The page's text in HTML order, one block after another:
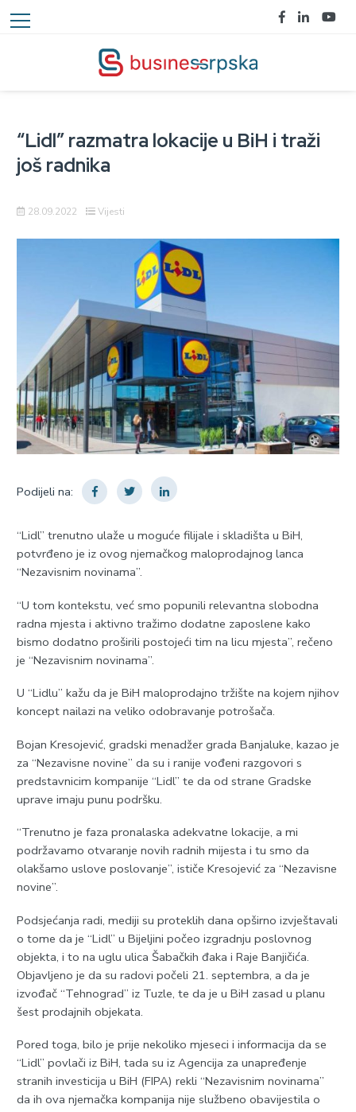
“Lidl” razmatra lokacije u BiH i traži
još radnika
28.09.2022 Vijesti
Podijeli na:
“Lidl” trenutno ulaže u moguće filijale i skladišta u BiH,
potvrđeno je iz ovog njemačkog maloprodajnog lanca
“Nezavisnim novinama”.
“U tom kontekstu, već smo popunili relevantna slobodna
radna mjesta i aktivno tražimo dodatne zaposlene kako
bismo dodatno proširili postojeći tim na licu mjesta”, rečeno
je “Nezavisnim novinama”.
U “Lidlu” kažu da je BiH maloprodajno tržište na kojem njihov
koncept nailazi na veliko odobravanje potrošača.
Bojan Kresojević, gradski menadžer grada Banjaluke, kazao je
za “Nezavisne novine” da su i ranije vođeni razgovori s
predstavnicim kompanije “Lidl” te da od strane Gradske
uprave imaju punu podršku.
“Trenutno je faza pronalaska adekvatne lokacije, a mi
podržavamo otvaranje novih radnih mijesta i tu smo da
olakšamo uslove poslovanje”, ističe Kresojević za “Nezavisne
novine”.
Podsjećanja radi, mediji su proteklih dana opširno izvještavali
o tome da je “Lidl” u Bijeljini počeo izgradnju poslovnog
objekta, i to na uglu ulica Šabačkih đaka i Raje Banjičića.
Objavljeno je da su radovi počeli 21. septembra, a da je
izvođač “Tehnograd” iz Tuzle, te da je u BiH zasad u planu
šest prodajnih objekata.
Pored toga, bilo je prije nekoliko mjeseci i informacija da se
“Lidl” povlači iz BiH, tada su iz Agencija za unapređenje
stranih investicija u BiH (FIPA) rekli “Nezavisnim novinama”
da ih ova njemačka kompanija nije službeno obavijestila o